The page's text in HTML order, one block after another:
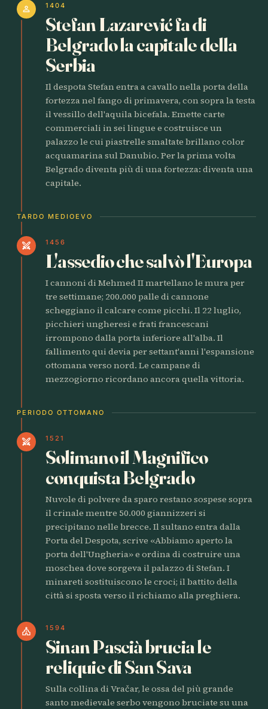
person 1404
Stefan Lazarević fa di
Belgrado la capitale della
Serbia
Il despota Stefan entra a cavallo nella porta della
fortezza nel fango di primavera, con sopra la testa
il vessillo dell'aquila bicefala. Emette carte
commerciali in sei lingue e costruisce un
palazzo le cui piastrelle smaltate brillano color
acquamarina sul Danubio. Per la prima volta
Belgrado diventa più di una fortezza: diventa una
capitale.
TARDO MEDIOEVO
swords 1456
L'assedio che salvò l'Europa
I cannoni di Mehmed II martellano le mura per
tre settimane; 200.000 palle di cannone
scheggiano il calcare come picchi. Il 22 luglio,
picchieri ungheresi e frati francescani
irrompono dalla porta inferiore all'alba. Il
fallimento qui devia per settant'anni l'espansione
ottomana verso nord. Le campane di
mezzogiorno ricordano ancora quella vittoria.
PERIODO OTTOMANO
swords 1521
Solimano il Magnifico
conquista Belgrado
Nuvole di polvere da sparo restano sospese sopra
il crinale mentre 50.000 giannizzeri si
precipitano nelle brecce. Il sultano entra dalla
Porta del Despota, scrive «Abbiamo aperto la
porta dell'Ungheria» e ordina di costruire una
moschea dove sorgeva il palazzo di Stefan. I
minareti sostituiscono le croci; il battito della
città si sposta verso il richiamo alla preghiera.
church 1594
Sinan Pascià brucia le
reliquie di San Sava
Sulla collina di Vračar, le ossa del più grande
santo medievale serbo vengono bruciate su una